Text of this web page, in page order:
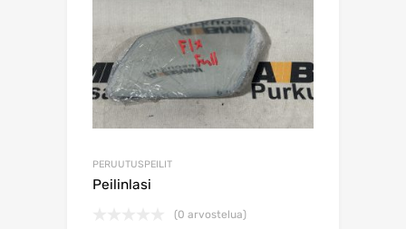
PERUUTUSPEILIT
Peilinlasi
(0 arvostelua)